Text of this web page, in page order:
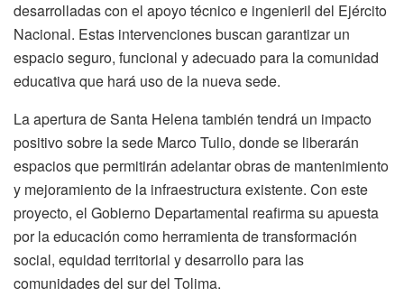
desarrolladas con el apoyo técnico e ingenieril del Ejército
Nacional. Estas intervenciones buscan garantizar un
espacio seguro, funcional y adecuado para la comunidad
educativa que hará uso de la nueva sede.
La apertura de Santa Helena también tendrá un impacto
positivo sobre la sede Marco Tulio, donde se liberarán
espacios que permitirán adelantar obras de mantenimiento
y mejoramiento de la infraestructura existente. Con este
proyecto, el Gobierno Departamental reafirma su apuesta
por la educación como herramienta de transformación
social, equidad territorial y desarrollo para las
comunidades del sur del Tolima.